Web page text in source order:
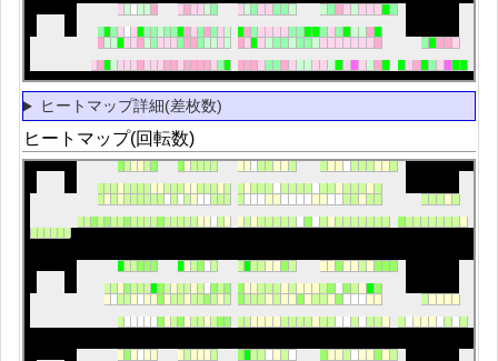
ヒートマップ詳細(差枚数)
ヒートマップ(回転数)